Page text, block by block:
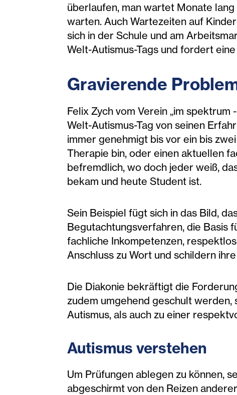
überlaufen, man wartet Monate
warten. Auch Wartezeiten auf
sich in der Schule und am
Welt-Autismus-Tags und fordert
Gravierende
Felix Zych vom Verein „im
Welt-Autismus-Tag von seinen
immer genehmigt bis vor ein bis
Therapie bin, oder einen aktuellen
befremdlich, wo doch jeder weiß,
bekam und heute Student ist.
Sein Beispiel fügt sich in das Bild,
Begutachtungsverfahren, die Basis
fachliche Inkompetenzen,
Anschluss zu Wort und schildern
Die Diakonie bekräftigt die
zudem umgehend geschult
Autismus, als auch zu einer
Autismus verstehen
Um Prüfungen ablegen zu können,
abgeschirmt von den Reizen